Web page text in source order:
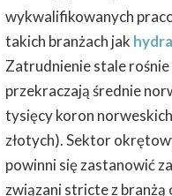
wykwalifikowanych
takich branżach jak
Zatrudnienie stale
przekraczają średnie
tysięcy koron
złotych). Sektor
powinni się zastanowić
związani stricte z